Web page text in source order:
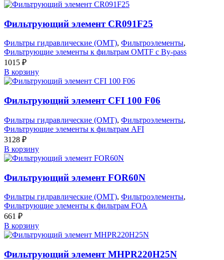
Фильтрующий элемент CR091F25
Фильтры гидравлические (OMT), Фильтроэлементы,
Фильтрующие элементы к фильтрам OMTF с By-pass
1015 ₽
В корзину
Фильтрующий элемент CFI 100 F06
Фильтры гидравлические (OMT), Фильтроэлементы,
Фильтрующие элементы к фильтрам AFI
3128 ₽
В корзину
Фильтрующий элемент FOR60N
Фильтры гидравлические (OMT), Фильтроэлементы,
Фильтрующие элементы к фильтрам FOA
661 ₽
В корзину
Фильтрующий элемент MHPR220H25N